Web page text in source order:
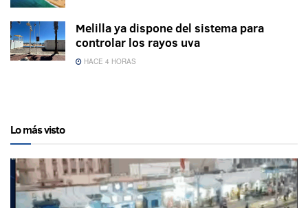
Melilla ya dispone del sistema para
controlar los rayos uva
HACE 4 HORAS
Lo más visto